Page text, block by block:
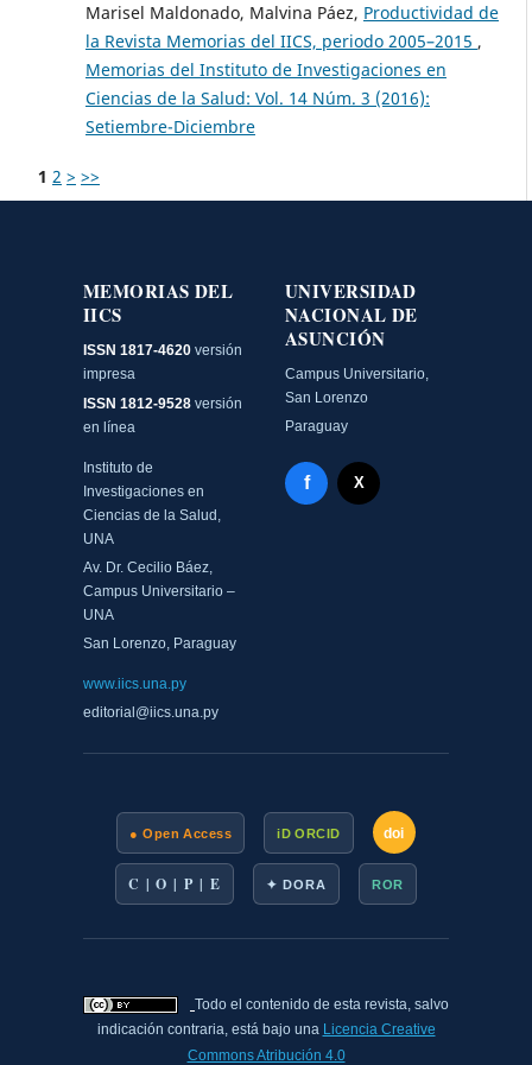
Marisel Maldonado, Malvina Páez, Productividad de
la Revista Memorias del IICS, periodo 2005–2015 ,
Memorias del Instituto de Investigaciones en
Ciencias de la Salud: Vol. 14 Núm. 3 (2016):
Setiembre-Diciembre
1 2 > >>
MEMORIAS DEL
IICS
ISSN 1817-4620 versión
impresa
ISSN 1812-9528 versión
en línea
Instituto de
Investigaciones en
Ciencias de la Salud,
UNA
Av. Dr. Cecilio Báez,
Campus Universitario –
UNA
San Lorenzo, Paraguay
www.iics.una.py
editorial@iics.una.py
UNIVERSIDAD
NACIONAL DE
ASUNCIÓN
Campus Universitario,
San Lorenzo
Paraguay
Facebook - Memorias del
f X Twitter - MIICS UNA
X
● Open Access iD ORCID doi
C | O | P | E ✦ DORA ROR
Todo el contenido de esta revista, salvo
indicación contraria, está bajo una Licencia Creative
Commons Atribución 4.0